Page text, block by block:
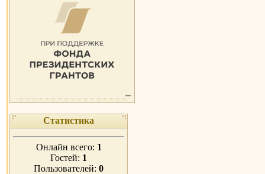
Статистика
Онлайн всего: 1
Гостей: 1
Пользователей: 0